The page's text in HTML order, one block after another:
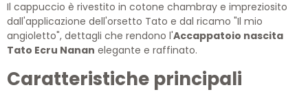
Il cappuccio è rivestito in cotone chambray e impreziosito
dall'applicazione dell'orsetto Tato e dal ricamo "Il mio
angioletto", dettagli che rendono l'Accappatoio nascita
Tato Ecru Nanan elegante e raffinato.
Caratteristiche principali